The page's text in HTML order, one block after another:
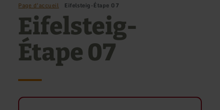
Page d'accueil Eifelsteig-Étape 07
Eifelsteig-
Étape 07